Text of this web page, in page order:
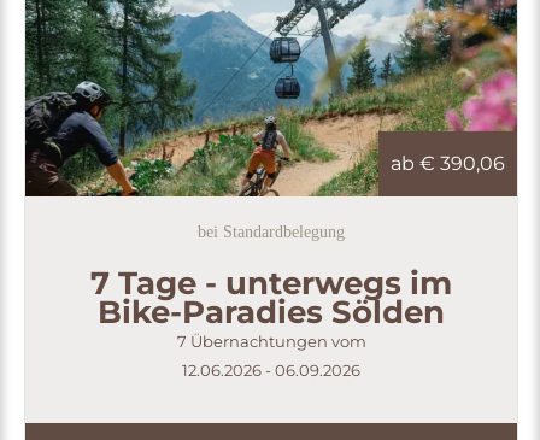
ab € 390,06
bei Standardbelegung
7 Tage - unterwegs im
Bike-Paradies Sölden
7 Übernachtungen vom
12.06.2026 - 06.09.2026